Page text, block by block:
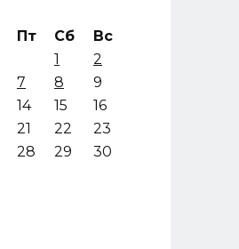
Пт Сб
Вс
1
2
7 8
9
14 15
16
21 22
23
28 29
30